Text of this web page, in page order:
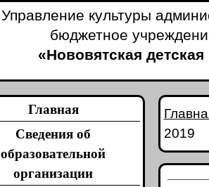
Главная
Сведения об
образовательной
организации
Управление культуры
бюджетное
«Нововятская
2019